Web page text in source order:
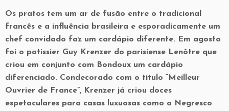
Os pratos tem um ar de fusão entre o tradicional
francês e a influência brasileira e esporadicamente um
chef convidado faz um cardápio diferente. Em agosto
foi o patissier Guy Krenzer do parisiense Lenôtre que
criou em conjunto com Bondoux um cardápio
diferenciado. Condecorado com o título “Meilleur
Ouvrier de France”, Krenzer já criou doces
espetaculares para casas luxuosas como o Negresco